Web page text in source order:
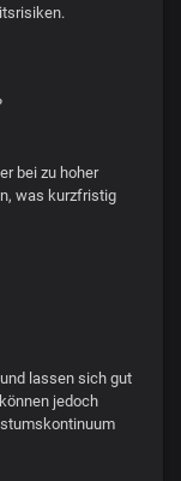
bei zu hoher
was kurzfristig
lassen sich gut
jedoch